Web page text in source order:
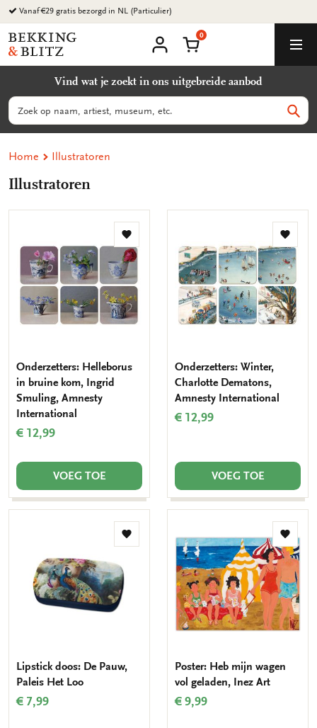
Ga
naar
content
Bekking
&
B.V.
account
Winkelmand
0
Vind wat je zoekt in ons uitgebreide aanbod
Zoeken
Home Illustratoren
Illustratoren
Toevoegen
aan
verlanglijst
Onderzetters: Helleborus
in bruine kom, Ingrid
Smuling, Amnesty
International
€ 12,99
VOEG TOE
aan
Onderzetters: Winter,
Charlotte Dematons,
Amnesty International
€ 12,99
VOEG TOE
Toevoegen
verlanglijst
Lipstick doos: De Pauw,
Paleis Het Loo
€ 7,99
aan
Poster: Heb mijn wagen
vol geladen, Inez Art
€ 9,99